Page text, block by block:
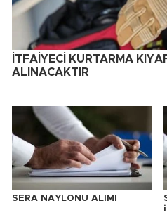
İTFAİYECİ KURTARMA
ALINACAKTIR
SERA NAYLONU ALIMI